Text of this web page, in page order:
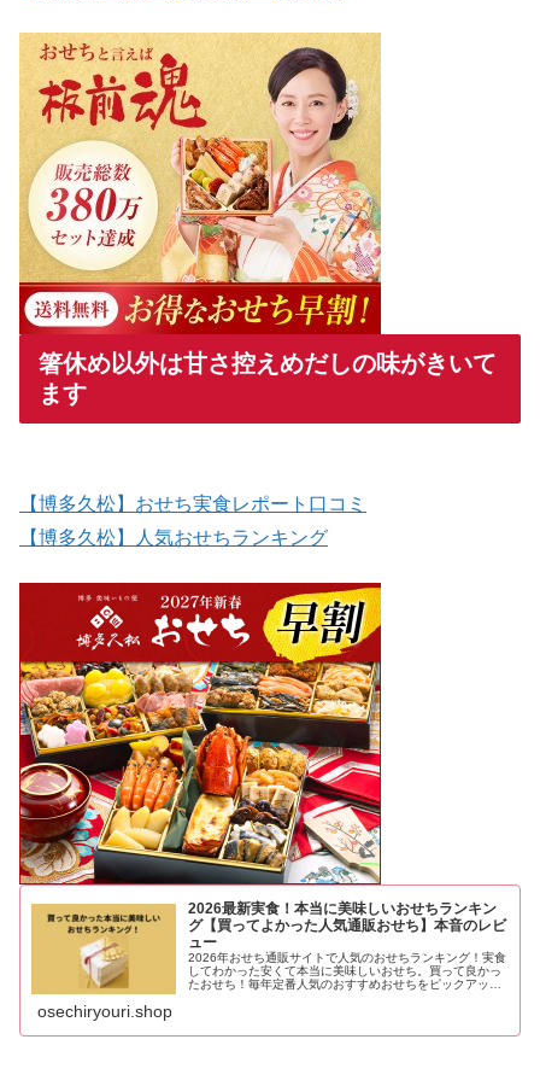
箸休め以外は甘さ控えめだしの味がきいて
ます
【博多久松】おせち実食レポート口コミ
【博多久松】人気おせちランキング
2026最新実食！本当に美味しいおせちランキン
グ【買ってよかった人気通販おせち】本音のレビ
ュー
2026年おせち通販サイトで人気のおせちランキング！実食
してわかった安くて本当に美味しいおせち。買って良かっ
たおせち！毎年定番人気のおすすめおせちをピックアッ
ち・ベルメゾンディズニー！ミッキー、プーさんなどキャ
osechiryouri.shop